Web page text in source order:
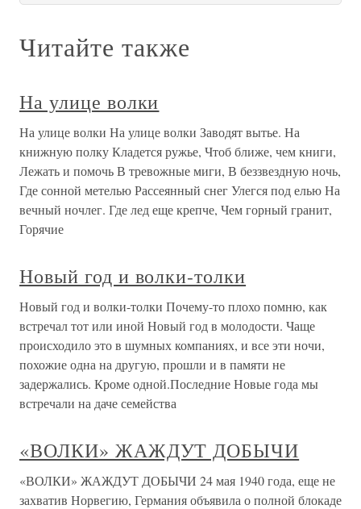
Читайте также
На улице волки
На улице волки На улице волки Заводят вытье. На
книжную полку Кладется ружье, Чтоб ближе, чем книги,
Лежать и помочь В тревожные миги, В беззвездную ночь,
Где сонной метелью Рассеянный снег Улегся под елью На
вечный ночлег. Где лед еще крепче, Чем горный гранит,
Горячие
Новый год и волки-толки
Новый год и волки-толки Почему-то плохо помню, как
встречал тот или иной Новый год в молодости. Чаще
происходило это в шумных компаниях, и все эти ночи,
похожие одна на другую, прошли и в памяти не
задержались. Кроме одной.Последние Новые года мы
встречали на даче семейства
«ВОЛКИ» ЖАЖДУТ ДОБЫЧИ
«ВОЛКИ» ЖАЖДУТ ДОБЫЧИ 24 мая 1940 года, еще не
захватив Норвегию, Германия объявила о полной блокаде